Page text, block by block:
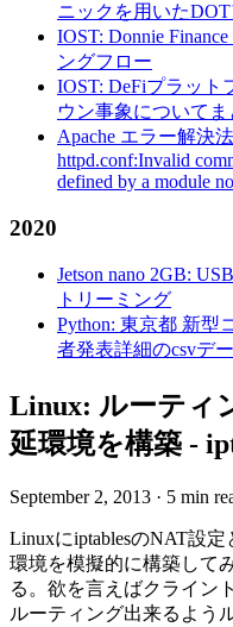
ニックを用いた
IOST: Donnie
ングフロー
IOST: DeFiプラット
ウン事象についてま
Apache エラー解決
httpd.conf:Invalid
defined by a module
2020
Jetson nano 2GB:
トリーミング
Python: 東京都 新型
者発表詳細のcsvデ
Linux: ルーティ
延環境を構築 -
September 2, 2013 · 5 min
LinuxにiptablesのNAT設
環境を模擬的に構築して
る。欲を言えばクライン
ルーティング出来るよう